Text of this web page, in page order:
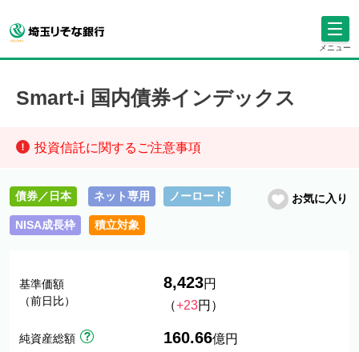
メニュー
Smart-i 国内債券インデックス
投資信託に関するご注意事項
債券／日本 ネット専用 ノーロード
NISA成長枠 積立対象
お気に入り
基準価額
（前日比）
8,423円
（+23円）
純資産総額 160.66億円